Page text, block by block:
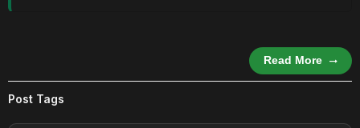
Travel
Read More
Post Tags